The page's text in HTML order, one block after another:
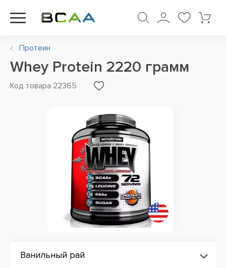
Протеин
Whey Protein 2220 грамм
Код товара 22365
Ванильный рай